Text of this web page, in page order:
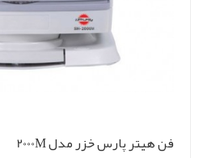
فن هیتر پارس خزر مدل 2000M